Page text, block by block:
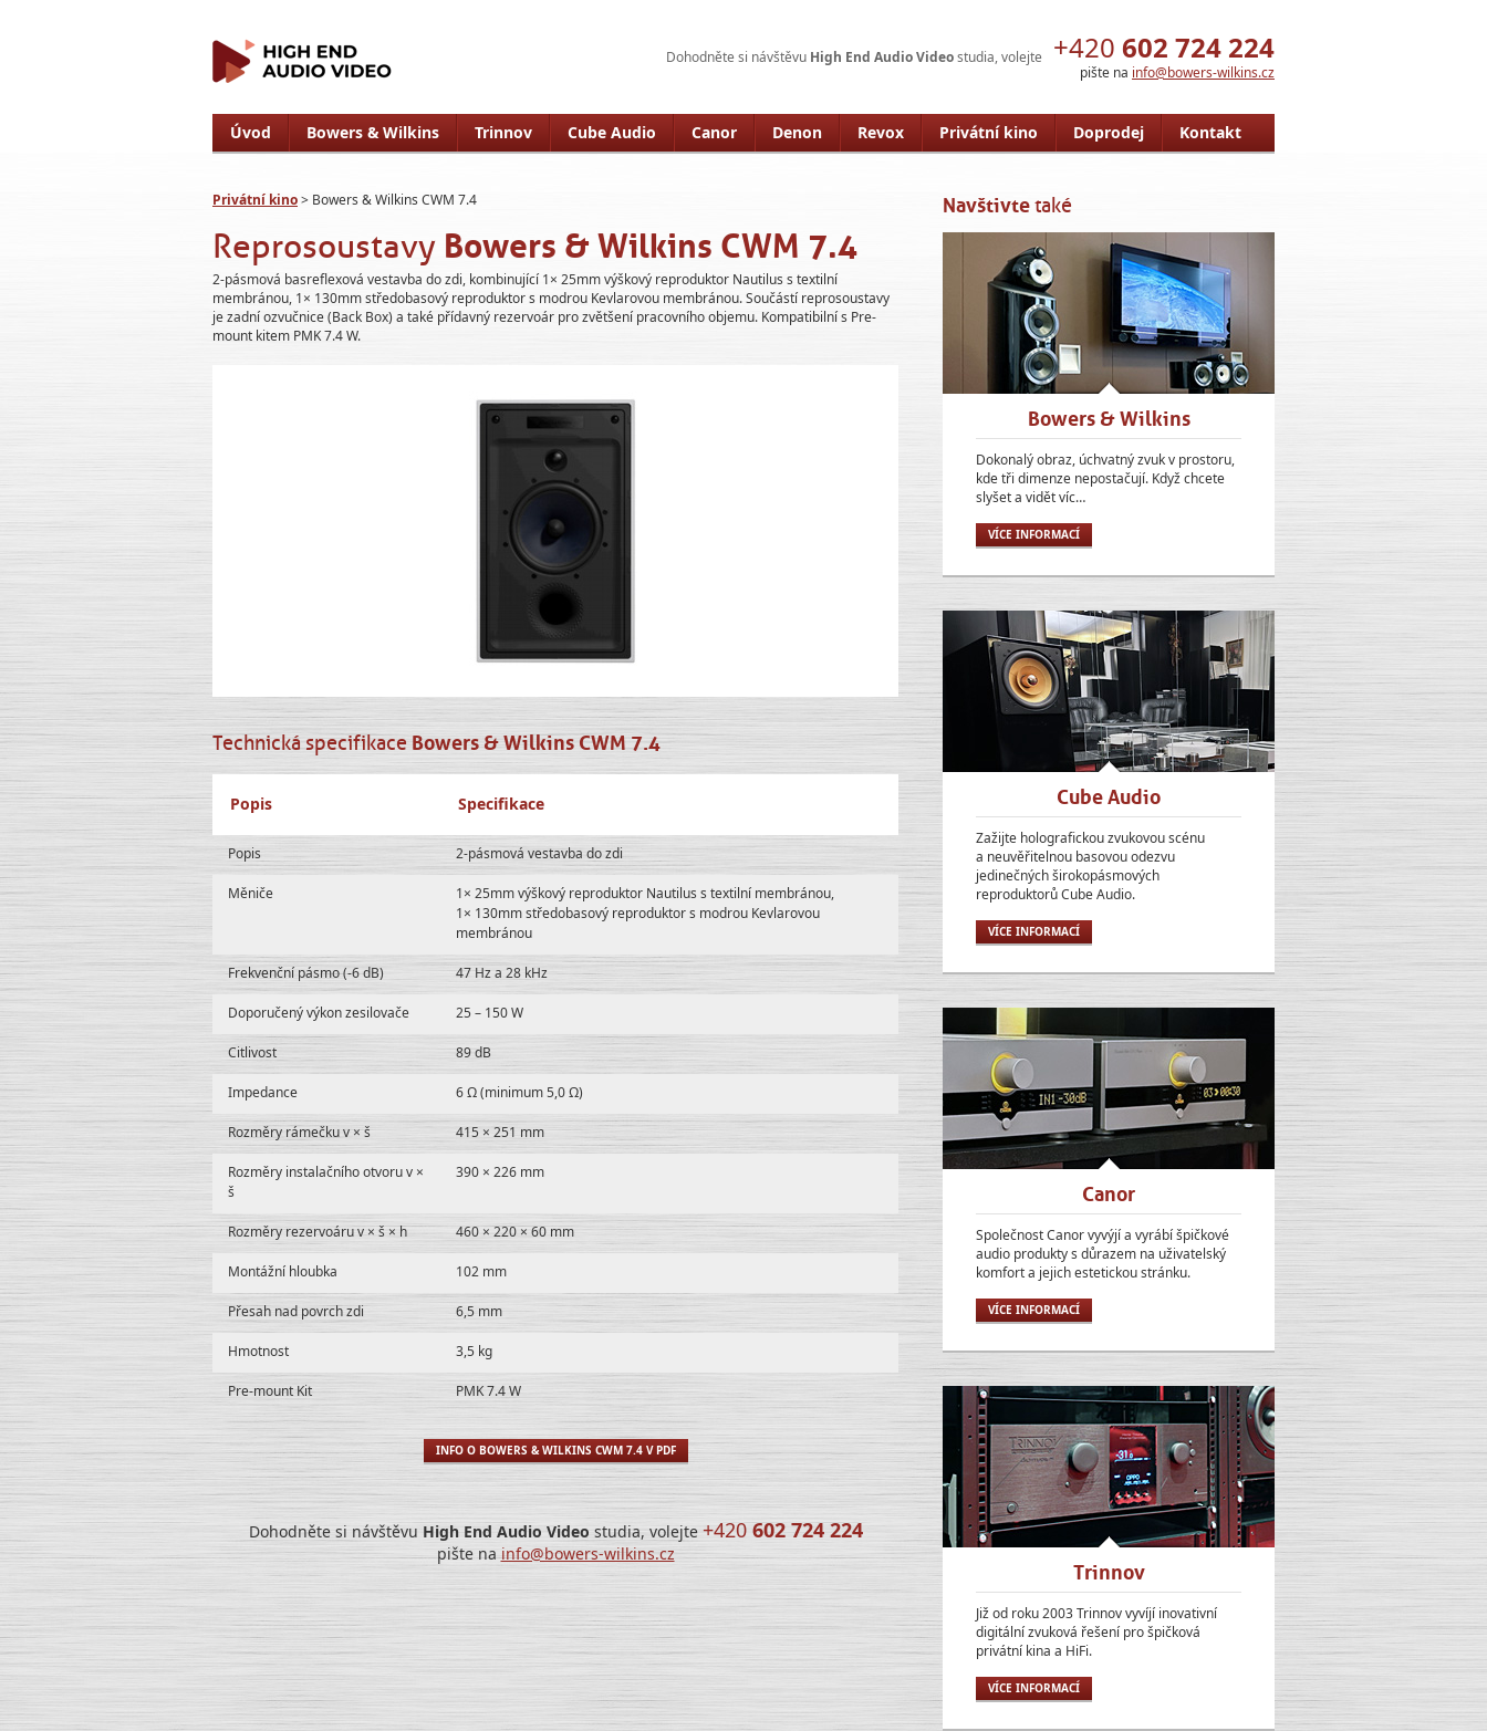
Dohodněte si návštěvu High End Audio Videostudia, volejte +420 602 724 224
pište na info@bowers-wilkins.cz
Úvod Bowers & Wilkins Trinnov Cube Audio Canor Denon Revox Privátní kino Doprodej Kontakt
Privátní kino> Bowers & Wilkins CWM 7.4
Reprosoustavy Bowers & Wilkins CWM 7.4
2-pásmová basreflexová vestavba do zdi, kombinující 1× 25mm výškový reproduktor Nautilus s textilní
membránou, 1× 130mm středobasový reproduktor s modrou Kevlarovou membránou. Součástí reprosoustavy
je zadní ozvučnice (Back Box) a také přídavný rezervoár pro zvětšení pracovního objemu. Kompatibilní s Pre-
mount kitem PMK 7.4 W.
Technická specifikace Bowers & Wilkins CWM 7.4
Popis Specifikace
Popis 2-pásmová vestavba do zdi
Měniče
1× 25mm výškový reproduktor Nautilus s textilní membránou,
1× 130mm středobasový reproduktor s modrou Kevlarovou
membránou
Frekvenční pásmo (-6 dB) 47 Hz a 28 kHz
Doporučený výkon zesilovače 25 – 150 W
Citlivost 89 dB
Impedance 6 Ω (minimum 5,0 Ω)
Rozměry rámečku v × š 415 × 251 mm
Rozměry instalačního otvoru v ×
š
390 × 226 mm
Rozměry rezervoáru v × š × h 460 × 220 × 60 mm
Montážní hloubka 102 mm
Přesah nad povrch zdi 6,5 mm
Hmotnost 3,5 kg
Pre-mount Kit PMK 7.4 W
INFO O BOWERS & WILKINS CWM 7.4 V PDF
Dohodněte si návštěvu High End Audio Video studia, volejte +420 602 724 224
pište nainfo@bowers-wilkins.cz
Navštivtetaké
Bowers & Wilkins
Dokonalý obraz, úchvatný zvuk v prostoru,
kde tři dimenze nepostačují. Když chcete
slyšet a vidět víc…
VÍCE INFORMACÍ
Cube Audio
Zažijte holografickou zvukovou scénu
a neuvěřitelnou basovou odezvu
jedinečných širokopásmových
reproduktorů Cube Audio.
VÍCE INFORMACÍ
Canor
Společnost Canor vyvýjí a vyrábí špičkové
audio produkty s důrazem na uživatelský
komfort a jejich estetickou stránku.
VÍCE INFORMACÍ
Trinnov
Již od roku 2003 Trinnov vyvíjí inovativní
digitální zvuková řešení pro špičková
privátní kina a HiFi.
VÍCE INFORMACÍ